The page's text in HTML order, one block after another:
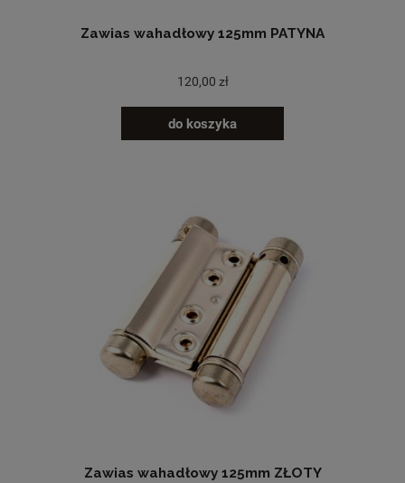
Zawias wahadłowy 125mm PATYNA
120,00 zł
do koszyka
Zawias wahadłowy 125mm ZŁOTY